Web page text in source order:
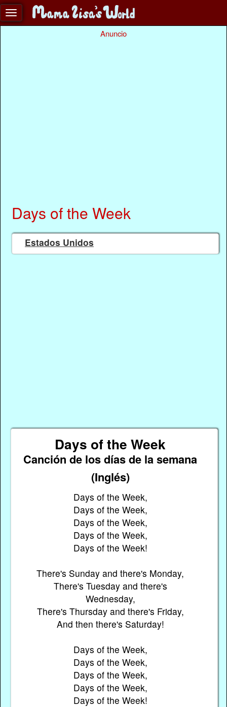
Anuncio
Days of the Week
Estados Unidos
Days of the Week
Canción de los días de la semana
(Inglés)
Days of the Week,
Days of the Week,
Days of the Week,
Days of the Week,
Days of the Week!
There's Sunday and there's Monday,
There's Tuesday and there's
Wednesday,
There's Thursday and there's Friday,
And then there's Saturday!
Days of the Week,
Days of the Week,
Days of the Week,
Days of the Week,
Days of the Week!